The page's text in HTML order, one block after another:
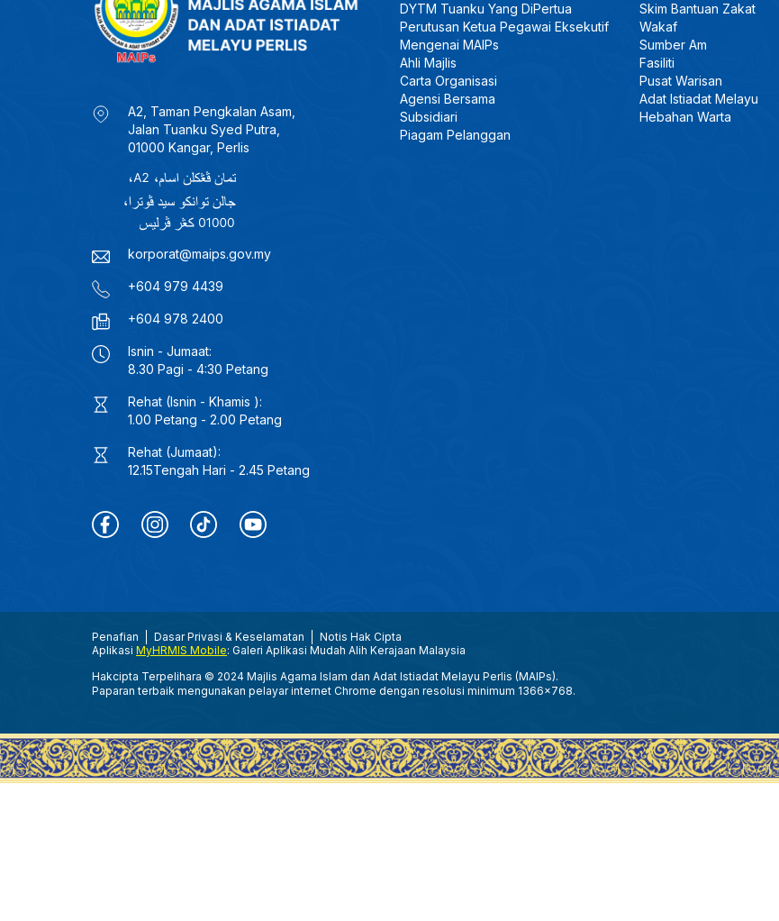
A2, Taman Pengkalan Asam,
Jalan Tuanku Syed Putra,
01000 Kangar, Perlis
korporat@maips.gov.my
+604 979 4439
+604 978 2400
Isnin - Jumaat:
8.30 Pagi - 4:30 Petang
Rehat (Isnin - Khamis ):
1.00 Petang - 2.00 Petang
Rehat (Jumaat):
12.15Tengah Hari - 2.45 Petang
DYTM Tuanku Yang DiPertua
Perutusan Ketua Pegawai Eksekutif
Mengenai MAIPs
Ahli Majlis
Carta Organisasi
Agensi Bersama
Subsidiari
Piagam Pelanggan
Skim Bantuan Zakat
Wakaf
Sumber Am
Fasiliti
Pusat Warisan
Adat Istiadat Melayu
Hebahan Warta
Penafian Dasar Privasi & Keselamatan
Notis Hak Cipta
Aplikasi MyHRMIS Mobile: Galeri Aplikasi Mudah Alih Kerajaan Malaysia
Hakcipta Terpelihara © 2024 Majlis Agama Islam dan Adat Istiadat Melayu Perlis (MAIPs).
Paparan terbaik mengunakan pelayar internet Chrome dengan resolusi minimum 1366x768.